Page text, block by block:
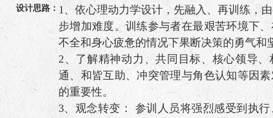
设计思路： 1、依心理动力学设计，先融入、再训练，
步增加难度。训练参与者在最艰苦环境下
不全和身心疲惫的情况下果断决策的勇气和
2、了解精神动力、共同目标、核心领导
通、和皆互助、冲突管理与角色认知等因
的重要性。
3、观念转变： 参训人员将强烈感受到执